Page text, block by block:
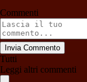
Commenti
Invia Commento
Tutti
Leggi altri commenti